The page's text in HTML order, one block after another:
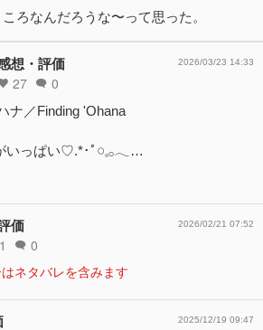
ろなんだろうな〜って思った。
想・評価
27 0
2026/03/23 14:33
ナ／Finding 'Ohana
いっぱい♡.*･ﾟ𓏸𓈒𓂂𓂃…
価
1 0
2026/02/21 07:52
ネタバレを含みます
2025/12/19 09:47